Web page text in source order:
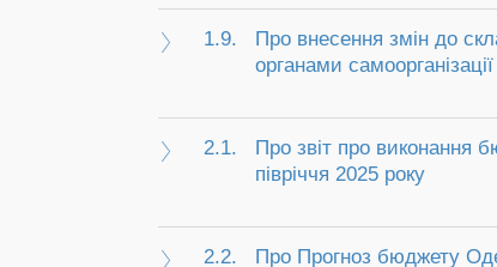
1.9.
Про внесення змін до
органами
2.1.
Про звіт про виконання
півріччя 2025 року
2.2. Про Прогноз бюджету